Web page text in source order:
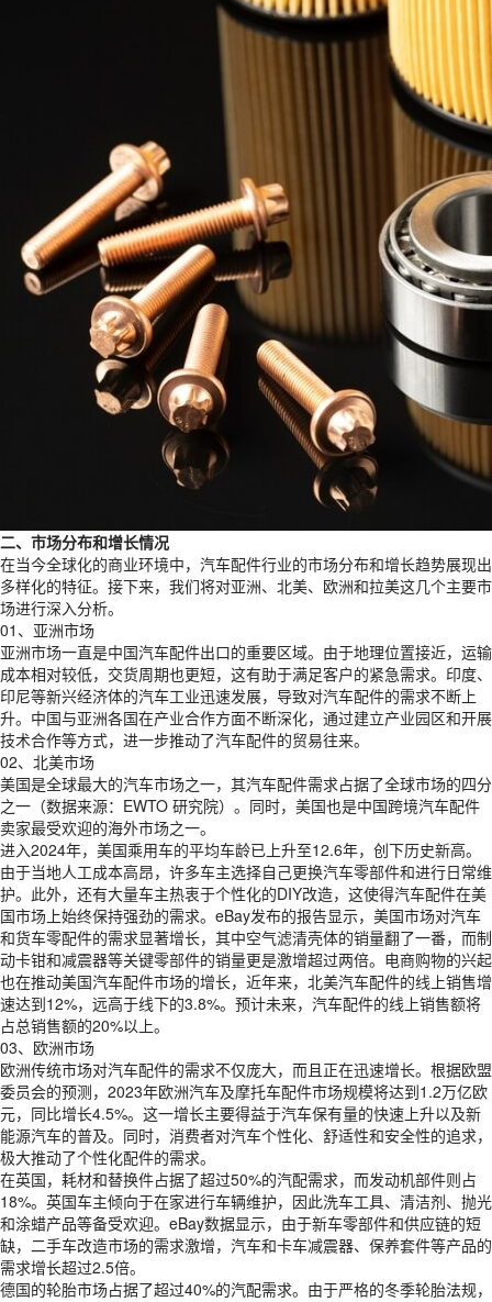
二、市场分布和增长情况
在当今全球化的商业环境中，汽车配件行业的市场分布和增长趋势展现出
多样化的特征。接下来，我们将对亚洲、北美、欧洲和拉美这几个主要市
场进行深入分析。
01、亚洲市场
亚洲市场一直是中国汽车配件出口的重要区域。由于地理位置接近，运输
成本相对较低，交货周期也更短，这有助于满足客户的紧急需求。印度、
印尼等新兴经济体的汽车工业迅速发展，导致对汽车配件的需求不断上
升。中国与亚洲各国在产业合作方面不断深化，通过建立产业园区和开展
技术合作等方式，进一步推动了汽车配件的贸易往来。
02、北美市场
美国是全球最大的汽车市场之一，其汽车配件需求占据了全球市场的四分
之一（数据来源：EWTO 研究院）。同时，美国也是中国跨境汽车配件
卖家最受欢迎的海外市场之一。
进入2024年，美国乘用车的平均车龄已上升至12.6年，创下历史新高。
由于当地人工成本高昂，许多车主选择自己更换汽车零部件和进行日常维
护。此外，还有大量车主热衷于个性化的DIY改造，这使得汽车配件在美
国市场上始终保持强劲的需求。eBay发布的报告显示，美国市场对汽车
和货车零配件的需求显著增长，其中空气滤清壳体的销量翻了一番，而制
动卡钳和减震器等关键零部件的销量更是激增超过两倍。电商购物的兴起
也在推动美国汽车配件市场的增长，近年来，北美汽车配件的线上销售增
速达到12%，远高于线下的3.8%。预计未来，汽车配件的线上销售额将
占总销售额的20%以上。
03、欧洲市场
欧洲传统市场对汽车配件的需求不仅庞大，而且正在迅速增长。根据欧盟
委员会的预测，2023年欧洲汽车及摩托车配件市场规模将达到1.2万亿欧
元，同比增长4.5%。这一增长主要得益于汽车保有量的快速上升以及新
能源汽车的普及。同时，消费者对汽车个性化、舒适性和安全性的追求，
极大推动了个性化配件的需求。
在英国，耗材和替换件占据了超过50%的汽配需求，而发动机部件则占
18%。英国车主倾向于在家进行车辆维护，因此洗车工具、清洁剂、抛光
和涂蜡产品等备受欢迎。eBay数据显示，由于新车零部件和供应链的短
缺，二手车改造市场的需求激增，汽车和卡车减震器、保养套件等产品的
需求增长超过2.5倍。
德国的轮胎市场占据了超过40%的汽配需求。由于严格的冬季轮胎法规，